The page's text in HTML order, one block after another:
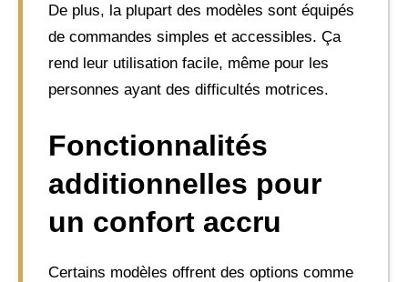
De plus, la plupart des modèles sont équipés
de commandes simples et accessibles. Ça
rend leur utilisation facile, même pour les
personnes ayant des difficultés motrices.
Fonctionnalités
additionnelles pour
un confort accru
Certains modèles offrent des options comme